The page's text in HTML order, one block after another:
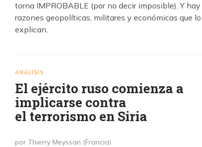
torna IMPROBABLE (por no decir imposible). Y hay
razones geopolíticas, militares y económicas que lo
explican.
ANÁLISIS
El ejército ruso comienza a
implicarse contra
el terrorismo en Siria
por Thierry Meyssan (Francia)